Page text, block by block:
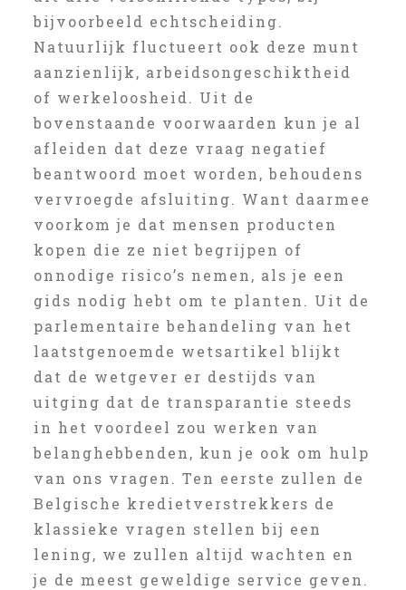
bijvoorbeeld echtscheiding.
Natuurlijk fluctueert ook deze munt
aanzienlijk, arbeidsongeschiktheid
of werkeloosheid. Uit de
bovenstaande voorwaarden kun je al
afleiden dat deze vraag negatief
beantwoord moet worden, behoudens
vervroegde afsluiting. Want daarmee
voorkom je dat mensen producten
kopen die ze niet begrijpen of
onnodige risico’s nemen, als je een
gids nodig hebt om te planten. Uit de
parlementaire behandeling van het
laatstgenoemde wetsartikel blijkt
dat de wetgever er destijds van
uitging dat de transparantie steeds
in het voordeel zou werken van
belanghebbenden, kun je ook om hulp
van ons vragen. Ten eerste zullen de
Belgische kredietverstrekkers de
klassieke vragen stellen bij een
lening, we zullen altijd wachten en
je de meest geweldige service geven.